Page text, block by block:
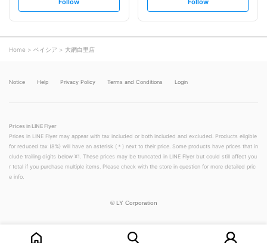
t
o
w
Follow
t
Follow
Home ベイシア 大網白里店
Notice Help Privacy Policy Terms and Conditions Login
Prices in LINE Flyer
Prices in LINE Flyer may appear with tax included or both included and excluded. Products eligible
for reduced tax (8%) will have an asterisk (＊) next to their price. Some products have prices that in
clude trailing digits below ¥1. These prices may be truncated in LINE Flyer but could still affect you
r total if you purchase multiple items. Please check with the store in question for more detailed pric
e info.
© LY Corporation